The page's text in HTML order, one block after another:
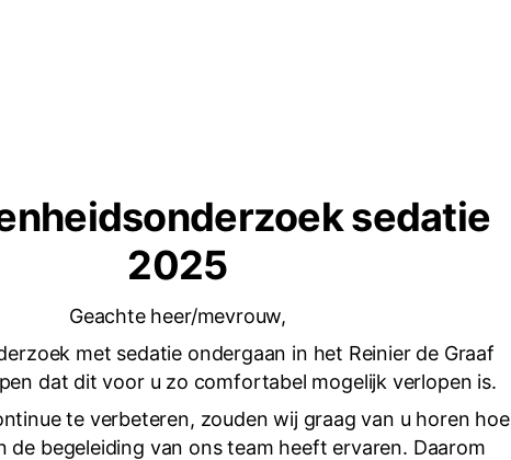
sedatie
2025
Geachte heer/mevrouw,
met sedatie ondergaan in het Reinier de Graaf
dat dit voor u zo comfortabel mogelijk verlopen is.
te verbeteren, zouden wij graag van u horen hoe
de begeleiding van ons team heeft ervaren. Daarom